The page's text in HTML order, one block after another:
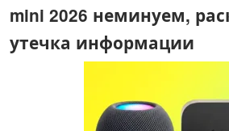
mini 2026 неминуем,
утечка информации